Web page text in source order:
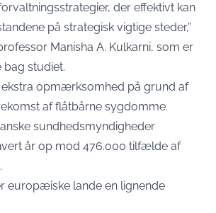
der effektivt kan
på strategisk vigtige steder,”
Manisha A. Kulkarni, som er
bag studiet.
ekstra opmærksomhed på grund af
af flåtbårne sygdomme.
sundhedsmyndigheder
år op mod 476.000 tilfælde af
europæiske lande en lignende